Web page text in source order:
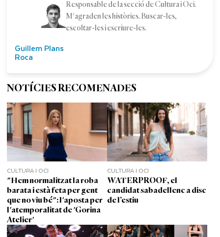
Guillem Plans
Roca
Responsable de la secció de Cultura i Oci.
M'agraden les històries. Buscar-les,
escoltar-les i escriure-les.
NOTÍCIES RECOMENADES
CULTURA I OCI
"Hem normalitzat la roba
barata i està feta per gent
que no viu bé": l'aposta per
l'atemporalitat de 'Gorina
Atelier'
CULTURA I OCI
WATERPROOF, el
candidat sabadellenc a disc
de l’estiu